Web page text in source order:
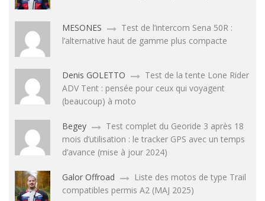
MESONES
Test de l’intercom Sena 50R :
l’alternative haut de gamme plus compacte
Denis GOLETTO
Test de la tente Lone Rider
ADV Tent : pensée pour ceux qui voyagent
(beaucoup) à moto
Begey
Test complet du Georide 3 après 18
mois d’utilisation : le tracker GPS avec un temps
d’avance (mise à jour 2024)
Galor Offroad
Liste des motos de type Trail
compatibles permis A2 (MAJ 2025)